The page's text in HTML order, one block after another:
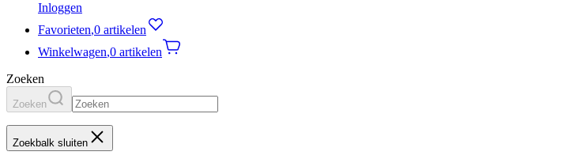
Inloggen
Favorieten,0 artikelen
Winkelwagen,0 artikelen
Zoeken
Zoeken
Zoekbalk sluiten